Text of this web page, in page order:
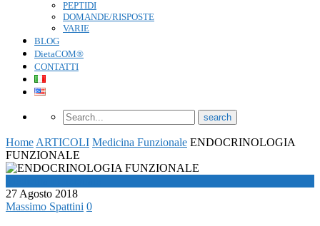
PEPTIDI
DOMANDE/RISPOSTE
VARIE
BLOG
DietaCOM®
CONTATTI
Home ARTICOLI Medicina Funzionale ENDOCRINOLOGIA
FUNZIONALE
27 Agosto 2018
Massimo Spattini 0